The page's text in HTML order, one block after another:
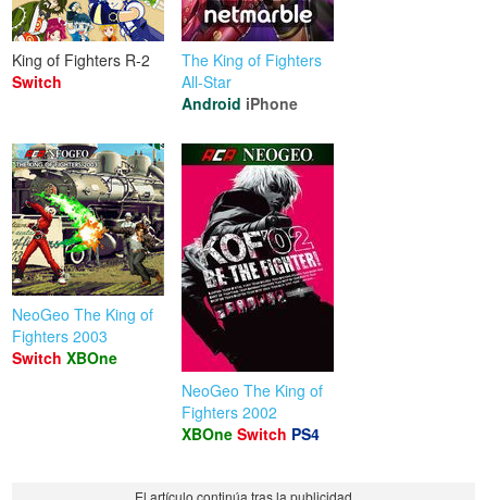
King of Fighters R-2
Switch
The King of Fighters
All-Star
Android iPhone
NeoGeo The King of
Fighters 2003
Switch XBOne
NeoGeo The King of
Fighters 2002
XBOne Switch PS4